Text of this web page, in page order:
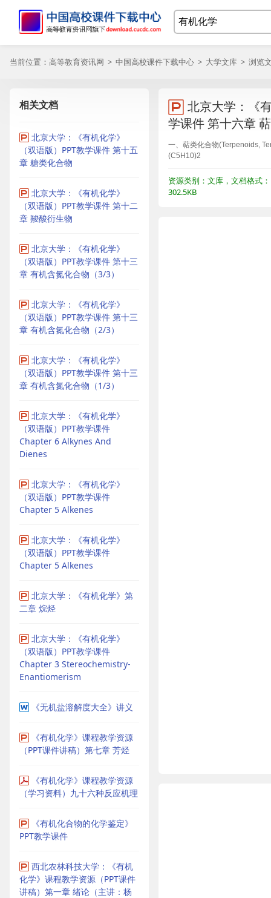
当前位置： 高等教育资讯网 > 中国高校课件下载中心 > 大学文库 > 浏览
相关文档
北京大学：《有机化学》
（双语版）PPT教学课件 第十五
章 糖类化合物
北京大学：《有机化学》
（双语版）PPT教学课件 第十二
章 羧酸衍生物
北京大学：《有机化学》
（双语版）PPT教学课件 第十三
章 有机含氮化合物（3/3）
北京大学：《有机化学》
（双语版）PPT教学课件 第十三
章 有机含氮化合物（2/3）
北京大学：《有机化学》
（双语版）PPT教学课件 第十三
章 有机含氮化合物（1/3）
北京大学：《有机化学》
（双语版）PPT教学课件
Chapter 6 Alkynes And
Dienes
北京大学：《有机化学》
（双语版）PPT教学课件
Chapter 5 Alkenes
北京大学：《有机化学》
（双语版）PPT教学课件
Chapter 5 Alkenes
北京大学：《有机化学》第
二章 烷烃
北京大学：《有机化学》
（双语版）PPT教学课件
Chapter 3 Stereochemistry-
Enantiomerism
《无机盐溶解度大全》讲义
《有机化学》课程教学资源
（PPT课件讲稿）第七章 芳烃
《有机化学》课程教学资源
（学习资料）九十六种反应机理
《有机化合物的化学鉴定》
PPT教学课件
西北农林科技大学：《有机
化学》课程教学资源（PPT课件
讲稿）第一章 绪论（主讲：杨
北京大学：《
学课件 第十六章
一、萜类化合物(Terpenoids,
(C5H10)2
资源类别：文库，文档格式
302.5KB